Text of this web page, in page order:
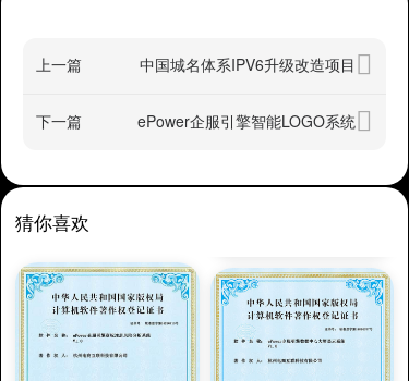
上一篇 中国城名体系IPV6升级改造项目
下一篇 ePower企服引擎智能LOGO系统
猜你喜欢